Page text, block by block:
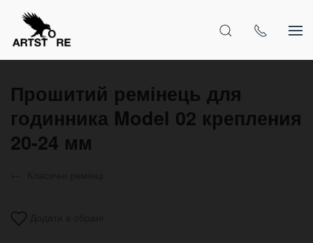
Прошитий ремінець для
годинника Model 02 крепления
20-24 мм